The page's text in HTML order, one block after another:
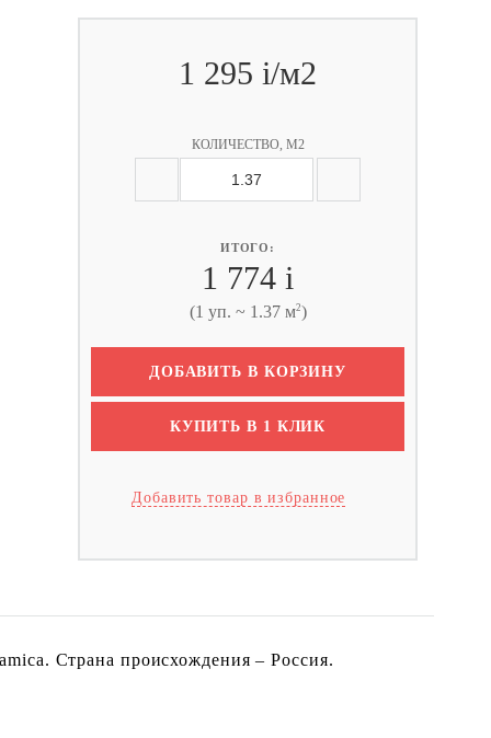
1 295 i/м2
КОЛИЧЕСТВО, М2
ИТОГО:
1 774 i
(1 уп. ~ 1.37 м2)
ДОБАВИТЬ В КОРЗИНУ
КУПИТЬ В 1 КЛИК
Добавить товар в избранное
Страна происхождения – Россия.